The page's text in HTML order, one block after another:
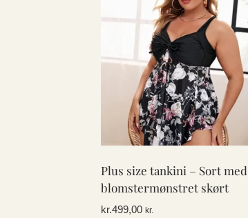
Plus size tankini – Sort med
blomstermønstret skørt
kr.499,00 kr.